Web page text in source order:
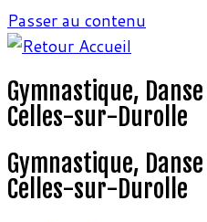
Passer au contenu
Gymnastique,
Celles-sur-Durolle
Gymnastique,
Celles-sur-Durolle